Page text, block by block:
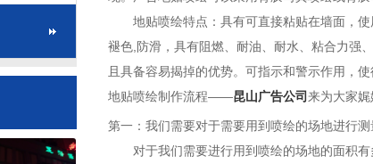
地贴喷绘特点：具有可直接粘贴在墙面，使
褪色,防滑，具有阻燃、耐油、耐水、粘合力强
且具备容易揭掉的优势。可指示和警示作用，
地贴喷绘制作流程——昆山广告公司来为大家
第一：我们需要对于需要用到喷绘的场地进行
对于我们需要进行用到喷绘的场地的面积有